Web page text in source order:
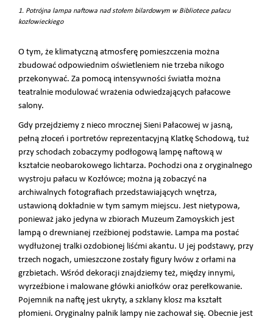
1. Potrójna lampa naftowa nad stołem bilardowym w Bibliotece pałacu
kozłowieckiego
O tym, że klimatyczną atmosferę pomieszczenia można
zbudować odpowiednim oświetleniem nie trzeba nikogo
przekonywać. Za pomocą intensywności światła można
teatralnie modulować wrażenia odwiedzających pałacowe
salony.
Gdy przejdziemy z nieco mrocznej Sieni Pałacowej w jasną,
pełną złoceń i portretów reprezentacyjną Klatkę Schodową, tuż
przy schodach zobaczymy podłogową lampę naftową w
kształcie neobarokowego lichtarza. Pochodzi ona z oryginalnego
wystroju pałacu w Kozłówce; można ją zobaczyć na
archiwalnych fotografiach przedstawiających wnętrza,
ustawioną dokładnie w tym samym miejscu. Jest nietypowa,
ponieważ jako jedyna w zbiorach Muzeum Zamoyskich jest
lampą o drewnianej rzeźbionej podstawie. Lampa ma postać
wydłużonej tralki ozdobionej liśćmi akantu. U jej podstawy, przy
trzech nogach, umieszczone zostały figury lwów z orłami na
grzbietach. Wśród dekoracji znajdziemy też, między innymi,
wyrzeźbione i malowane główki aniołków oraz perełkowanie.
Pojemnik na naftę jest ukryty, a szklany klosz ma kształt
płomieni. Oryginalny palnik lampy nie zachował się. Obecnie jest